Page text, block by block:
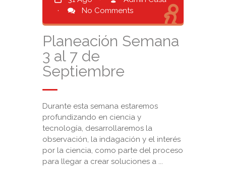
·
No Comments
Planeación Semana
3 al 7 de
Septiembre
Durante esta semana estaremos
profundizando en ciencia y
tecnología, desarrollaremos la
observación, la indagación y el interés
por la ciencia, como parte del proceso
para llegar a crear soluciones a ...